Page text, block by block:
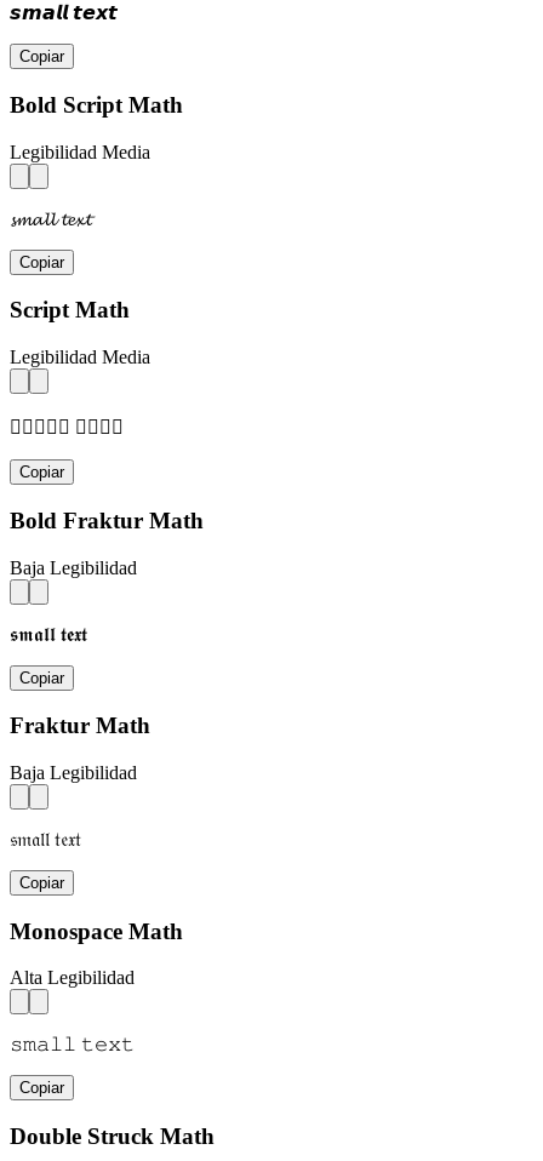
𝙨𝙢𝙖𝙡𝙡 𝙩𝙚𝙭𝙩
Copiar
Bold Script Math
Legibilidad Media
𝓼𝓶𝓪𝓵𝓵 𝓽𝓮𝔁𝓽
Copiar
Script Math
Legibilidad Media
𝓈𝓂𝒶𝓁𝓁 𝓉𝒺𝓍𝓉
Copiar
Bold Fraktur Math
Baja Legibilidad
𝖘𝖒𝖆𝖑𝖑 𝖙𝖊𝖝𝖙
Copiar
Fraktur Math
Baja Legibilidad
𝔰𝔪𝔞𝔩𝔩 𝔱𝔢𝔵𝔱
Copiar
Monospace Math
Alta Legibilidad
𝚜𝚖𝚊𝚕𝚕 𝚝𝚎𝚡𝚝
Copiar
Double Struck Math